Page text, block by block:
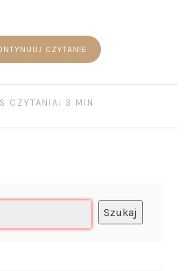
CZYTANIE
CZYTANIA: 3 MIN
Szukaj